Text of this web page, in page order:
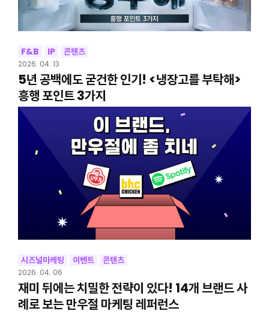
F&B IP 콘텐츠
2026. 04. 13
5년 공백에도 굳건한 인기! <냉장고를 부탁해>
흥행 포인트 3가지
시즈널마케팅 이벤트 콘텐츠
2026. 04. 06
재미 뒤에는 치밀한 전략이 있다! 14개 브랜드 사
례로 보는 만우절 마케팅 레퍼런스